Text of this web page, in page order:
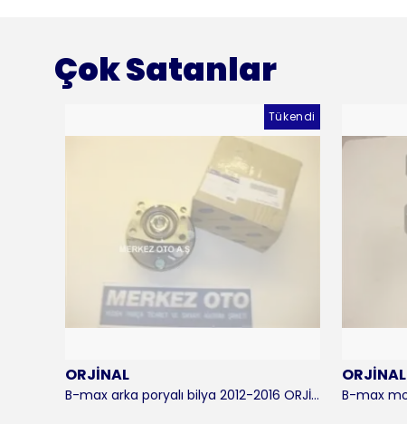
Çok Satanlar
Tükendi
ORJİNAL
B-max arka poryalı bilya 2012-2016 ORJİNAL
ORJİNAL